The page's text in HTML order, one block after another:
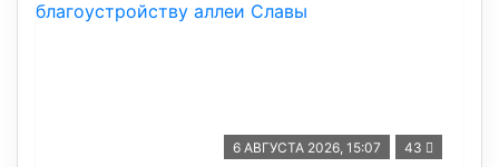
6 АВГУСТА 2026, 15:07 43